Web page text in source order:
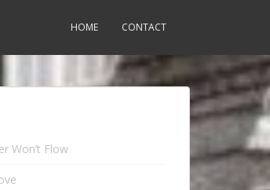
HOME CONTACT
Won’t Flow